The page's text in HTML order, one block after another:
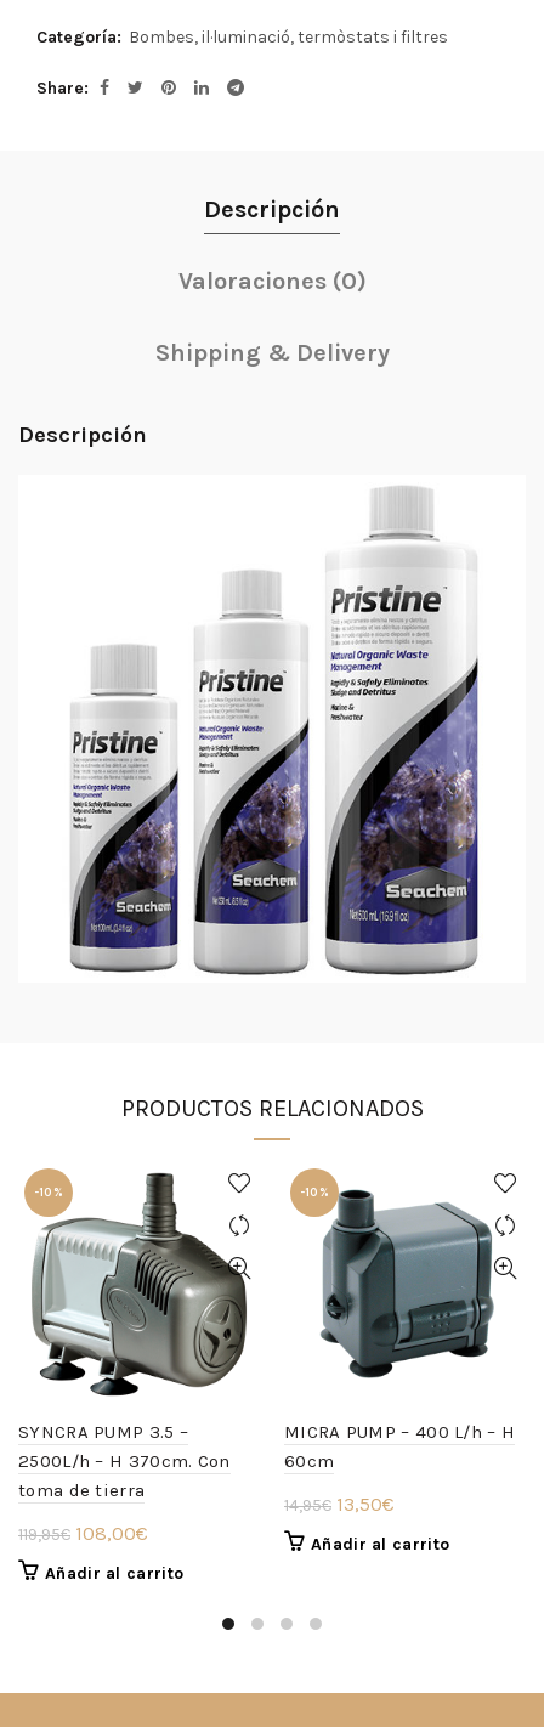
Categoría: Bombes, il·luminació, termòstats i filtres
Share
Descripción
Valoraciones (0)
Shipping & Delivery
Descripción
PRODUCTOS RELACIONADOS
-10%
SYNCRA PUMP 3.5 –
2500L/h – H 370cm. Con
toma de tierra
119,95€ El
precio
108,00€
precio
Añadir al carrito
-10%
MICRA PUMP – 400 L/h – H
60cm
14,95€ El
precio
13,50€
precio
Añadir al carrito